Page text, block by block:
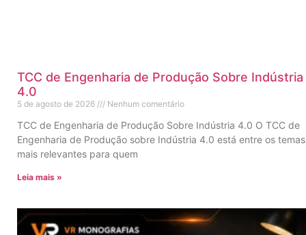
TCC de Engenharia de Produção Sobre Indústria
4.0
5 de agosto de 2026 Nenhum comentário
TCC de Engenharia de Produção Sobre Indústria 4.0 O TCC de
Engenharia de Produção sobre Indústria 4.0 está entre os temas
mais relevantes para quem
Leia mais »